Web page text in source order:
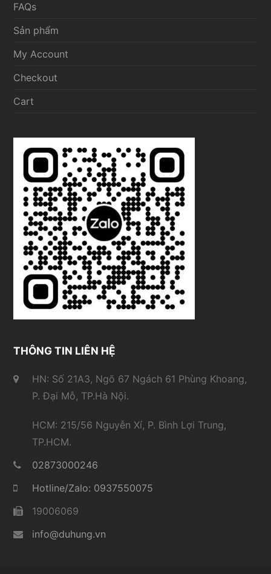
FAQs
Sản phẩm
My Account
Checkout
Cart
THÔNG TIN LIÊN HỆ
HN: Số 21A3, Ngõ 67 Ngách 61 Phùng Khoang,
P. Đại Mỗ, TP.Hà Nội.
HCM: 215/56 Nguyễn Xí, P. Bình Lợi Trung,
TP.HCM.
02873000246
Hotline/Zalo: 0937550075
19006069
info@duhung.vn